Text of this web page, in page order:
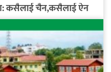
कसैलाई चैन,कसैलाई ऐन